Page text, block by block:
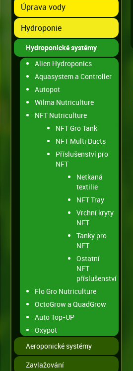
Úprava vody
Hydroponie
Hydroponické systémy
Alien Hydroponics
Aquasystem a Controller
Autopot
Wilma Nutriculture
NFT Nutriculture
NFT Gro Tank
NFT Multi Ducts
Příslušenství pro
NFT
Netkaná
textilie
NFT Tray
Vrchní kryty
NFT
Tanky pro
NFT
Ostatní
NFT
příslušenství
Flo Gro Nutriculture
OctoGrow a QuadGrow
Auto Top-UP
Oxypot
Aeroponické systémy
Zavlažování